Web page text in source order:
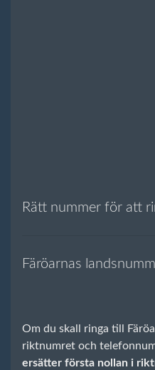
Rätt nummer för att
Färöarnas
Om du skall ringa till
riktnumret och
ersätter första nollan i